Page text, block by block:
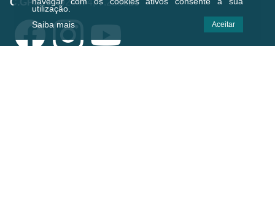
utilização.
Saiba mais
Aceitar
C.GPS:39.924474,-7.238823